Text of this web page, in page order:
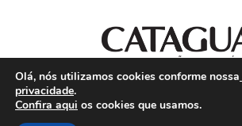
Olá, nós utilizamos cookies conforme nossa
privacidade.
Confira aqui os cookies que usamos.